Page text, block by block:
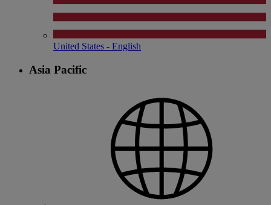
United States - English
Asia Pacific